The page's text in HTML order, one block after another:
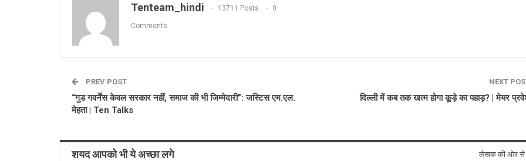
Tenteam_hindi 13711 Posts 0
Comments
PREV POST
“गुड गवर्नेंस केवल सरकार नहीं, समाज की भी जिम्मेदारी”: जस्टिस एम.एल.
मेहता | Ten Talks
NEXT
दिल्ली में कब तक खत्म होगा कूड़े का पहाड़? | मेयर
शयद आपको भी ये अच्छा लगे लेखक की ओर से